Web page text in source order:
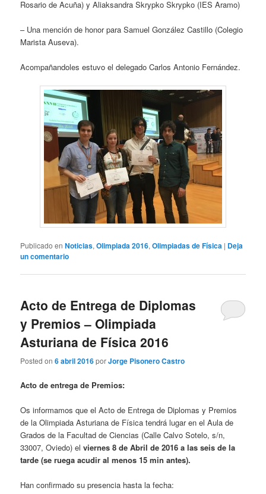
Rosario de Acuña) y Aliaksandra Skrypko Skrypko (IES Aramo)
– Una mención de honor para Samuel González Castillo (Colegio
Marista Auseva).
Acompañandoles estuvo el delegado Carlos Antonio Fernández.
Publicado en Noticias,Olimpiada 2016,Olimpiadas de Física | Deja
un comentario
Acto de Entrega de Diplomas
y Premios – Olimpiada
Asturiana de Física 2016
Posted on6 abril 2016porJorge Pisonero Castro
Acto de entrega de Premios:
Os informamos que el Acto de Entrega de Diplomas y Premios
de la Olimpiada Asturiana de Física tendrá lugar en el Aula de
Grados de la Facultad de Ciencias (Calle Calvo Sotelo, s/n,
33007, Oviedo) elviernes 8 de Abril de 2016 a las seis de la
tarde (se ruega acudir al menos 15 min antes).
Han confirmado su presencia hasta la fecha: